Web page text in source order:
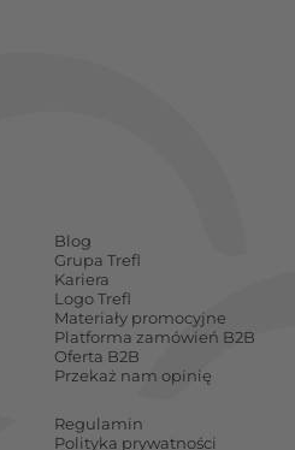
Blog
Grupa Trefl
Kariera
Logo Trefl
Materiały promocyjne
Platforma zamówień B2B
Oferta B2B
Przekaż nam opinię
Regulamin
Polityka prywatności